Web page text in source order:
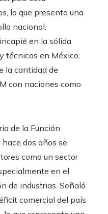
lo que presenta una
nacional.
en la sólida
técnicos en México,
la cantidad de
con naciones como
de la Función
dos años se
como un sector
en el
de industrias. Señaló
comercial del país